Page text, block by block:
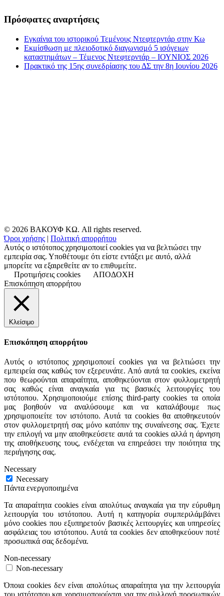
Πρόσφατες αναρτήσεις
Εγκαίνια του ιστορικού Τεμένους Ντεφτερντάρ στην Κω
Εκμίσθωση με πλειοδοτικό διαγωνισμό 5 ισόγειων
καταστημάτων – Τέμενος Ντεφτερντάρ – ΙΟΥΝΙΟΣ 2026
Πρακτικό της 15ης συνεδρίασης του ΔΣ την 8η Ιουνίου 2026
© 2026 ΒΑΚΟΥΦ ΚΩ. All rights reserved.
Όροι χρήσης | Πολιτική απορρήτου
Αυτός ο ιστότοπος χρησιμοποιεί cookies για να βελτιώσει την
εμπειρία σας. Υποθέτουμε ότι είστε εντάξει με αυτό, αλλά
μπορείτε να εξαιρεθείτε αν το επιθυμείτε.
Προτιμήσεις cookies
ΑΠΟΔΟΧΗ
Επισκόπηση απορρήτου
Κλείσιμο
Επισκόπηση απορρήτου
Αυτός ο ιστότοπος χρησιμοποιεί cookies για να βελτιώσει την
εμπειρεία σας καθώς τον εξερευνάτε. Από αυτά τα cookies, εκείνα
που θεωρούνται απαραίτητα, αποθηκεύονται στον φυλλομετρητή
σας καθώς είναι αναγκαία για τις βασικές λειτουργίες του
ιστότοπου. Χρησιμοποιούμε επίσης third-party cookies τα οποία
μας βοηθούν να αναλύσουμε και να καταλάβουμε πως
χρησιμοποιείτε τον ιστότοπο. Αυτά τα cookies θα αποθηκευτούν
στον φυλλομετρητή σας μόνο κατόπιν της συναίνεσης σας. Έχετε
την επιλογή να μην αποθηκεύσετε αυτά τα cookies αλλά η άρνηση
της αποθήκευσης τους, ενδέχεται να επηρεάσει την ποιότητα της
περιήγησης σας.
Necessary
Necessary
Πάντα ενεργοποιημένα
Τα απαραίτητα cookies είναι απολύτως αναγκαία για την εύρυθμη
λειτουργία του ιστότοπου. Αυτή η κατηγορία συμπεριλάμβάνει
μόνο cookies που εξυπηρετούν βασικές λειτουργίες και υπηρεσίες
ασφάλειας του ιστότοπου. Αυτά τα cookies δεν αποθηκεύουν ποτέ
προσωπικά σας δεδομένα.
Non-necessary
Non-necessary
Όποια cookies δεν είναι απολύτως απαραίτητα για την λειτουργία